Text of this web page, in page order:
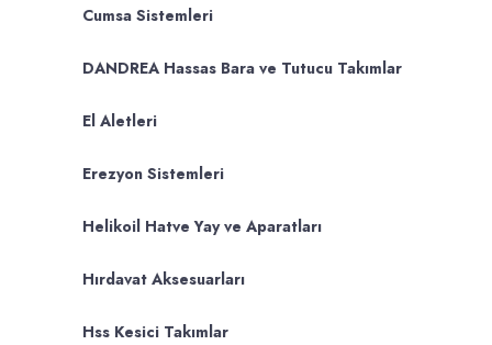
Cumsa Sistemleri
DANDREA Hassas Bara ve Tutucu Takımlar
El Aletleri
Erezyon Sistemleri
Helikoil Hatve Yay ve Aparatları
Hırdavat Aksesuarları
Hss Kesici Takımlar